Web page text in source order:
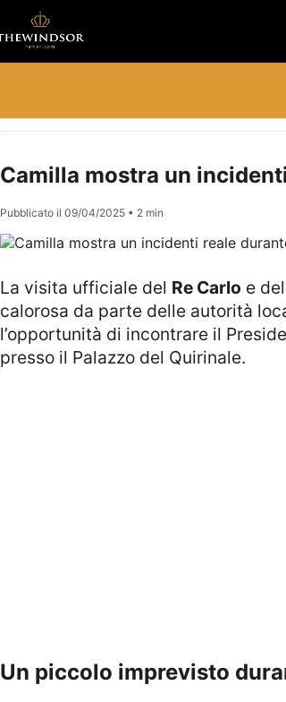
Camilla mostra un
Pubblicato il 09/04/2025• 2 min
La visita ufficiale del Re Carlo e
calorosa da parte delle autorità
l’opportunità di incontrare il
presso il Palazzo del Quirinale.
un piccolo imprevisto